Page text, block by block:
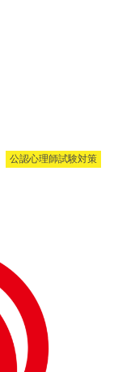
公認心理師試験対策